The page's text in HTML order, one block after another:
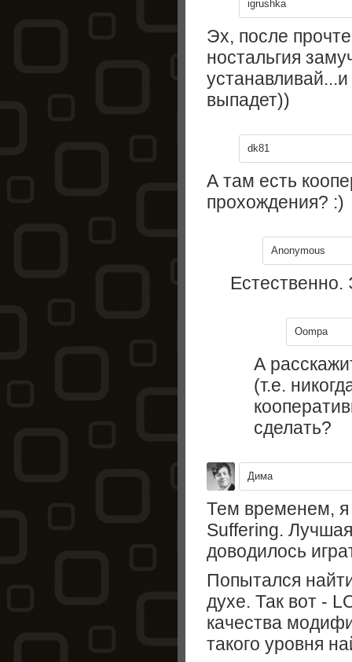
igrushka
Эх, после
ностальгия
выпадет))
dk81
А там есть
прохождения? :)
Anonymous
Oompa
А
(т.е.
сделать?
Дима
Тем временем, я
Suffering.
доводилось
Попытался
духе. Так вот -
качества
такого уровня